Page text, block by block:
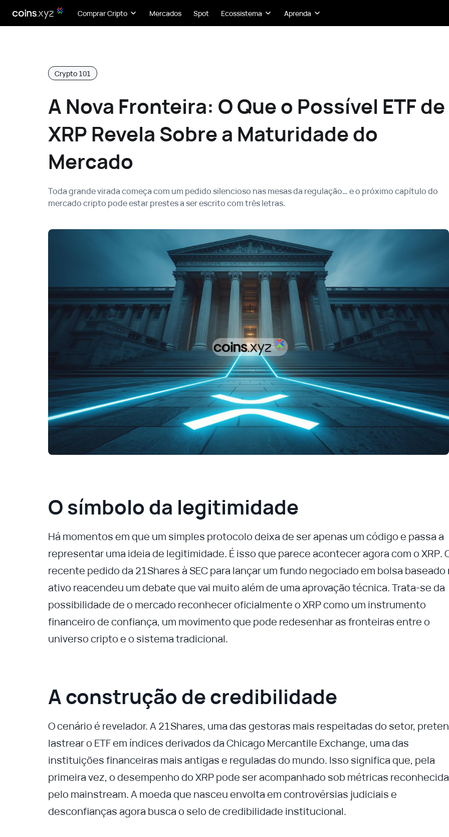
Comprar Cripto Mercados Spot Ecossistema Aprenda
Crypto 101
A Nova Fronteira: O Que o Possível ETF de
XRP Revela Sobre a Maturidade do
Mercado
Toda grande virada começa com um pedido silencioso nas mesas da regulação… e o próximo capítulo do
mercado cripto pode estar prestes a ser escrito com três letras.
O símbolo da legitimidade
Há momentos em que um simples protocolo deixa de ser apenas um código e passa a
representar uma ideia de legitimidade. É isso que parece acontecer agora com o XRP.
recente pedido da 21Shares à SEC para lançar um fundo negociado em bolsa baseado
ativo reacendeu um debate que vai muito além de uma aprovação técnica. Trata-se da
possibilidade de o mercado reconhecer oficialmente o XRP como um instrumento
financeiro de confiança, um movimento que pode redesenhar as fronteiras entre o
universo cripto e o sistema tradicional.
A construção de credibilidade
O cenário é revelador. A 21Shares, uma das gestoras mais respeitadas do setor,
lastrear o ETF em índices derivados da Chicago Mercantile Exchange, uma das
instituições financeiras mais antigas e reguladas do mundo. Isso significa que, pela
primeira vez, o desempenho do XRP pode ser acompanhado sob métricas
pelo mainstream. A moeda que nasceu envolta em controvérsias judiciais e
desconfianças agora busca o selo de credibilidade institucional.